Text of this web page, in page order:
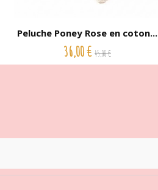
Peluche Poney Rose en coton...
36,00 € 45,00 €